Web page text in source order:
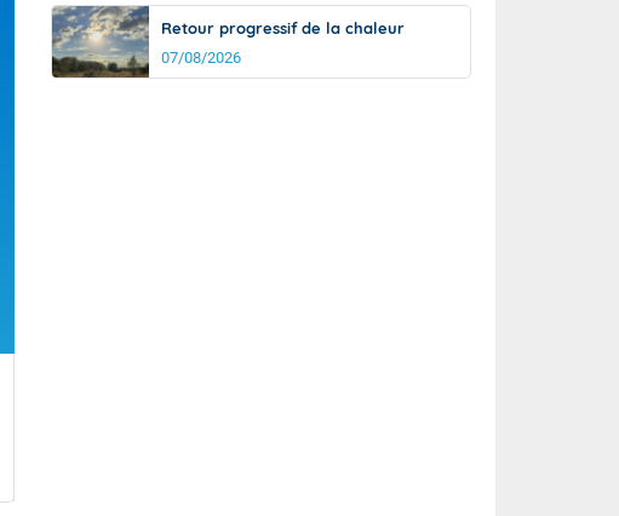
Retour progressif de la chaleur
07/08/2026